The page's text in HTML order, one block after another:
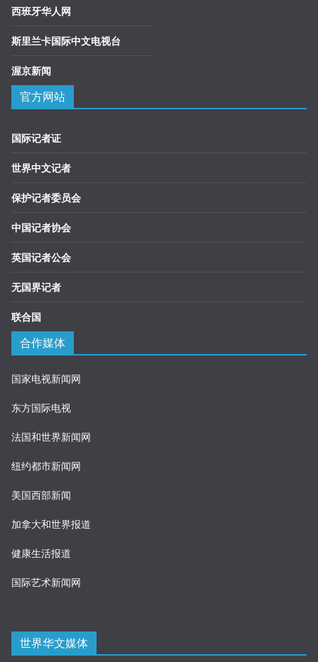
西班牙华人网
斯里兰卡国际中文电视台
渥京新闻
官方网站
国际记者证
世界中文记者
保护记者委员会
中国记者协会
英国记者公会
无国界记者
联合国
合作媒体
国家电视新闻网
东方国际电视
法国和世界新闻网
纽约都市新闻网
美国西部新闻
加拿大和世界报道
健康生活报道
国际艺术新闻网
世界华文媒体